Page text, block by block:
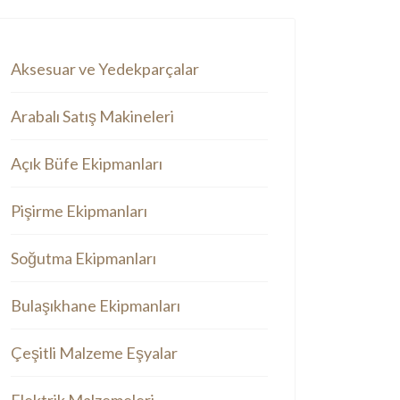
Aksesuar ve Yedekparçalar
Arabalı Satış Makineleri
Açık Büfe Ekipmanları
Pişirme Ekipmanları
Soğutma Ekipmanları
Bulaşıkhane Ekipmanları
Çeşitli Malzeme Eşyalar